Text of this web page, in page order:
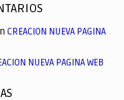
CREACION NUEVA PAGINA
NUEVA PAGINA WEB